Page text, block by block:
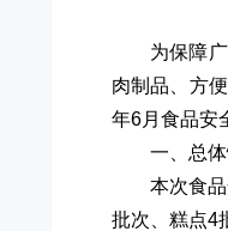
为保障
肉制品、方
年6月食品安
一、总
本次食
批次、糕点4